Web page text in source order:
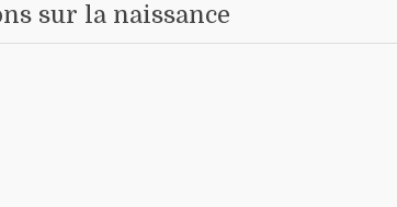
sur la naissance